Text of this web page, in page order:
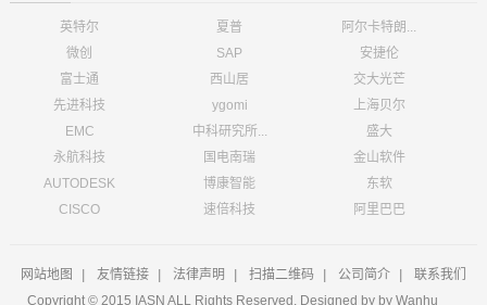
英特尔 夏普
阿尔卡特朗...
微创
SAP
安捷伦
富士通
西山居
交大光芒
先进科技
ygomi
上海贝尔
EMC
中科研究所...
盛大
永航科技
国电南瑞
金山软件
AUTODESK
博康智能
东软
CISCO
速倍科技 阿里巴巴
网站地图 友情链接 法律声明 扫描二维码 公司简介
联系我们
Copyright © 2015 IASN ALL Rights Reserved. Designed by by Wanhu